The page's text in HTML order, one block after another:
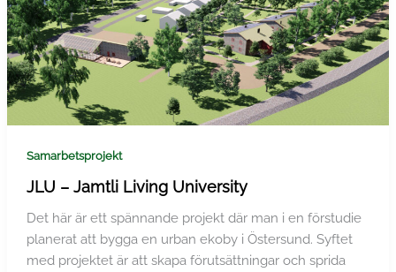
Samarbetsprojekt
JLU – Jamtli Living University
Det här är ett spännande projekt där man i en förstudie
planerat att bygga en urban ekoby i Östersund. Syftet
med projektet är att skapa förutsättningar och sprida